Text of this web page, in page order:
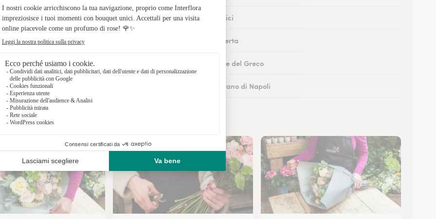
Fioristi a Portici
Fioristi a Caserta
Fioristi a Torre del Greco
Fioristi a Marano di Napoli